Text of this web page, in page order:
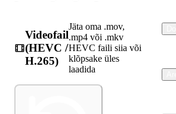
Videofail
(HEVC /
H.265)
Jäta oma .mov,
.mp4 või .mkv
HEVC faili siia või
klõpsake üles
laadida